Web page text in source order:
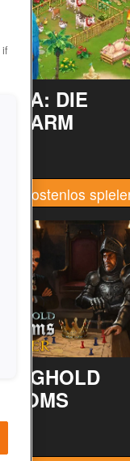
DIE
Jetzt kostenlos
if